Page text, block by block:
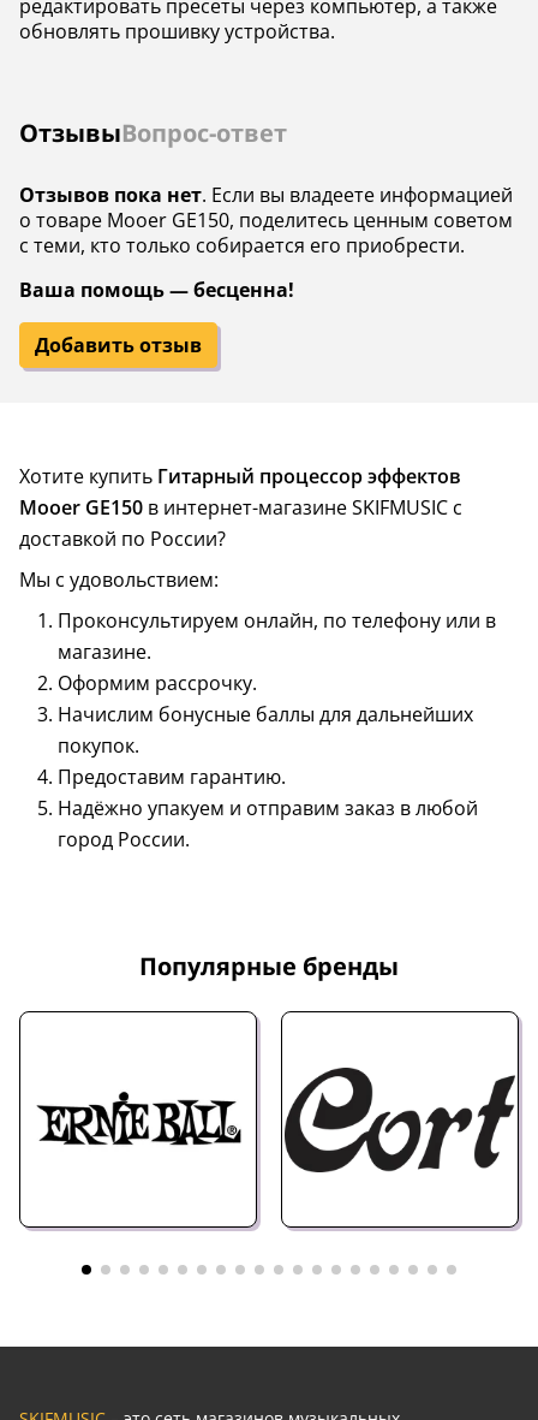
редактировать пресеты через компьютер, а также
обновлять прошивку устройства.
ОтзывыВопрос-ответ
Отзывов пока нет. Если вы владеете информацией
о товаре Mooer GE150, поделитесь ценным советом
с теми, кто только собирается его приобрести.
Ваша помощь — бесценна!
Добавить отзыв
Хотите купить Гитарный процессор эффектов
Mooer GE150 в интернет-магазине SKIFMUSIC с
доставкой по России?
Мы с удовольствием:
Проконсультируем онлайн, по телефону или в
магазине.
Оформим рассрочку.
Начислим бонусные баллы для дальнейших
покупок.
Предоставим гарантию.
Надёжно упакуем и отправим заказ в любой
город России.
Популярные бренды